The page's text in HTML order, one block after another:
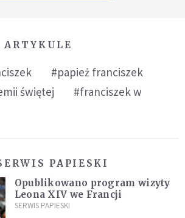
#papież franciszek
świętej
#franciszek w
PAPIESKI
Opublikowano program wizyty
Leona XIV we Francji
SERWIS PAPIESKI